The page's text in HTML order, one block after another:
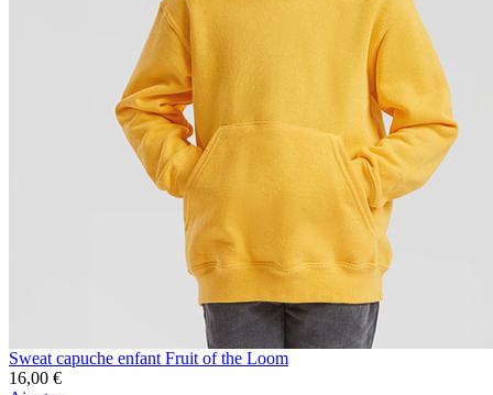
Sweat capuche enfant Fruit of the Loom
16,00 €